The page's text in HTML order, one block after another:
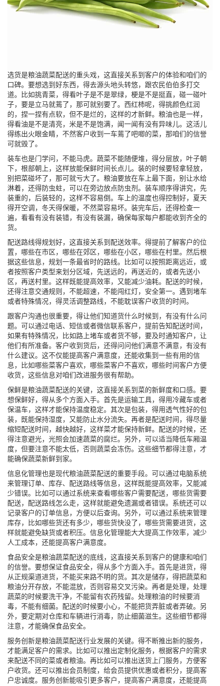
选货是粮油蔬菜配送的重头戏，这直接关系到客户的体验和咱们的
口碑。要想选到好东西，得去源头地头转悠，跟农民伯伯多打交
道。比如挑青菜，得看叶子是不是翠绿，梗是不是挺直，碰一碰叶
子，要是立马就蔫了，那可就别要了。西红柿呢，得挑颜色红润
的，捏一捏有点软，但不是烂的，这样的才新鲜。粮油也是一样，
得看油是不是清亮，米是不是饱满，闻一闻有没有异味儿。这活儿
得练出火眼金睛，不然客户收到一车蔫了吧唧的菜，那咱们的信誉
可就毁了。
装车也是门学问，不能马虎。蔬菜不能随便堆，得分层放，叶子朝
下，根部朝上，这样放能保鲜时间长点儿。装的时候要轻拿轻放，
别把菜碰坏了，那可就亏大了。粮油要放在车上最下面，别让水给
淋着，还得防虫蛀，可以在旁边放点防虫剂。装车顺序得讲究，先
装重的，后装轻的，这样不容易倒。车上的温度也得控制好，夏天
得开空调，冬天得保暖，不然菜容易坏。装完车后，还得检查一
遍，看看有没有装错，有没有装漏，确保每家每户都能收到齐全的
货。
配送路线得规划好，这直接关系到配送效率。得提前了解客户的位
置，哪些在市区，哪些在郊区，哪些在小区，哪些在村里。然后根
据这些信息，规划一条最省时的路线。比如可以按照距离远近，或
者按照客户类型来划分区域，先送远的，再送近的，或者先送小
区，再送村里。这样既能提高效率，又能减少油耗。配送的时候，
还得注意交通规则，不能超速，不能闯红灯，安全第一。遇到堵车
或者特殊情况，得灵活调整路线，不能耽误客户收货的时间。
跟客户沟通也很重要，得让他们知道货什么时候到，有没有什么问
题。可以通过电话、短信或者微信联系客户，提前告知配送时间，
如果有特殊情况，比如路上堵车或者货不够，要及时通知客户，让
他们有所准备。客户收到货后，还得问问他们满意不满意，有没有
什么建议。这不仅能提高客户满意度，还能收集到一些有用的信
息，比如哪些菜客户喜欢，哪些菜客户不喜欢，哪些时间客户方便
收货，这些信息对咱们改进服务很有帮助。
保鲜是粮油蔬菜配送的关键，这直接关系到菜的新鲜度和口感。要
想保鲜好，得从多个方面入手。首先是运输工具，得用冷藏车或者
保温车，这样才能保持温度稳定。其次是包装，得用透气性好的包
装，既能保持湿度，又能防止水分流失。再者是配送时间，得尽量
缩短配送时间，越快越好，这样菜才能保持新鲜。配送的时候，还
得注意避光，光照会加速蔬菜的腐烂。另外，可以适当降低车厢温
度，但要注意不能太低，否则蔬菜会冻伤。这些细节都得注意，才
能确保蔬菜新鲜到家。
信息化管理也是现代粮油蔬菜配送的重要手段。可以通过电脑系统
来管理订单、库存、配送路线等信息，这样既能提高效率，又能减
少错误。比如可以通过系统来查看哪些客户需要配送，哪些货需要
配送，配送路线怎么走，这样就能避免遗漏或者错误。系统还可以
记录客户的订单信息，方便以后查询。另外，可以通过系统来管理
库存，比如哪些货还有多少，哪些货快没了，哪些货需要进货，这
样就能避免缺货或者积压。信息化管理能大大提高工作效率，减少
人工成本，还能提高客户满意度。
食品安全是粮油蔬菜配送的底线，这直接关系到客户的健康和咱们
的信誉。要想保证食品安全，得从多个方面入手。首先是进货，得
从正规渠道进货，不能买来路不明的货。其次是储存，得把蔬菜和
粮油分开存放，不能混放，否则容易交叉污染。再者是处理，处理
蔬菜的时候要洗干净，不能留有农药残留。处理粮油的时候要消
毒，不能有细菌。配送的时候要小心，不能把货弄脏或者弄破。另
外，要定期对仓库和车辆进行消毒，防止细菌滋生。这些细节都得
注意，才能确保食品安全。
服务创新是粮油蔬菜配送行业发展的关键。得不断推出新的服务，
才能满足客户的需求。比如可以推出定制化服务，根据客户的需求
来配送不同的菜或者粮油。再比如可以推出送货上门服务，方便客
户收货。还可以推出会员制度，给会员提供优惠或者积分，提高客
户忠诚度。服务创新能吸引更多客户，提高客户满意度，还能提高